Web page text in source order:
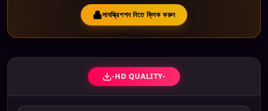
সাবস্ক্রিপশন নিতে ক্লিক করুন
-HD QUALITY-